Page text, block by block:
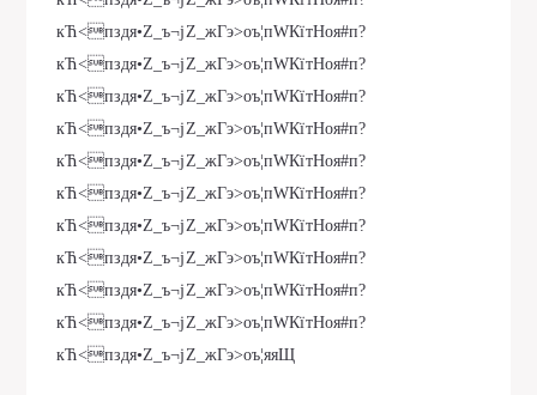
кЋ<пздя•Z_ъ¬јZ_жГэ>oъ¦пWКїтНoя#п?
кЋ<пздя•Z_ъ¬јZ_жГэ>oъ¦пWКїтНoя#п?
кЋ<пздя•Z_ъ¬јZ_жГэ>oъ¦пWКїтНoя#п?
кЋ<пздя•Z_ъ¬јZ_жГэ>oъ¦пWКїтНoя#п?
кЋ<пздя•Z_ъ¬јZ_жГэ>oъ¦пWКїтНoя#п?
кЋ<пздя•Z_ъ¬јZ_жГэ>oъ¦пWКїтНoя#п?
кЋ<пздя•Z_ъ¬јZ_жГэ>oъ¦пWКїтНoя#п?
кЋ<пздя•Z_ъ¬јZ_жГэ>oъ¦пWКїтНoя#п?
кЋ<пздя•Z_ъ¬јZ_жГэ>oъ¦пWКїтНoя#п?
кЋ<пздя•Z_ъ¬јZ_жГэ>oъ¦пWКїтНoя#п?
кЋ<пздя•Z_ъ¬јZ_жГэ>oъ¦яяЩ